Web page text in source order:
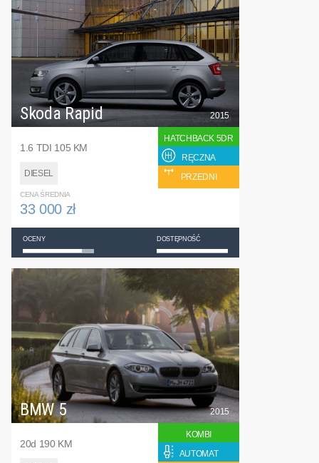
Skoda Rapid
1.6 TDI 105 KM
DIESEL
2015
HATCHBACK 5DR
RĘCZNA
PRZEDNI
CENA ŚREDNIA
33 000 zł
OCENY DOSTĘPNOŚĆ
BMW 5
20d 190 KM
2015
KOMBI
AUTOMAT